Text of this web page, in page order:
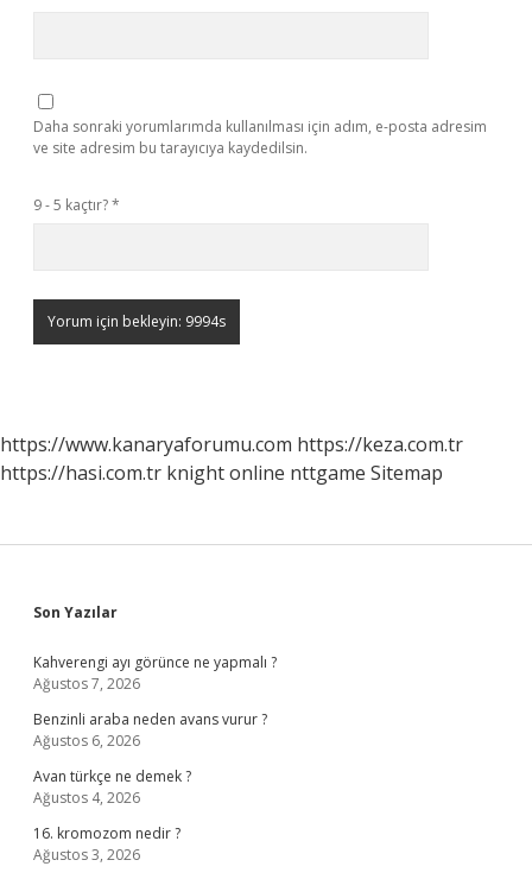
Daha sonraki yorumlarımda kullanılması için adım, e-posta adresim
ve site adresim bu tarayıcıya kaydedilsin.
9 - 5 kaçtır?*
https://www.kanaryaforumu.com https://keza.com.tr
https://hasi.com.tr knight online nttgame Sitemap
Sidebar
Son Yazılar
Kahverengi ayı görünce ne yapmalı ?
Ağustos 7, 2026
Benzinli araba neden avans vurur ?
Ağustos 6, 2026
Avan türkçe ne demek ?
Ağustos 4, 2026
16. kromozom nedir ?
Ağustos 3, 2026